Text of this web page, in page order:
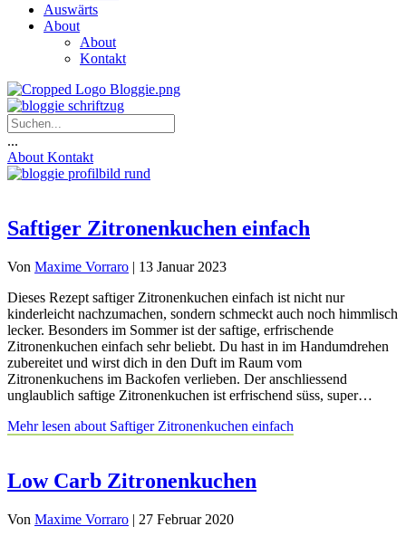
Auswärts
About
About
Kontakt
...
About Kontakt
Saftiger Zitronenkuchen einfach
Von Maxime Vorraro | 13 Januar 2023
Dieses Rezept saftiger Zitronenkuchen einfach ist nicht nur
kinderleicht nachzumachen, sondern schmeckt auch noch himmlisch
lecker. Besonders im Sommer ist der saftige, erfrischende
Zitronenkuchen einfach sehr beliebt. Du hast in im Handumdrehen
zubereitet und wirst dich in den Duft im Raum vom
Zitronenkuchens im Backofen verlieben. Der anschliessend
unglaublich saftige Zitronenkuchen ist erfrischend süss, super…
Mehr lesen about Saftiger Zitronenkuchen einfach
Low Carb Zitronenkuchen
Von Maxime Vorraro | 27 Februar 2020